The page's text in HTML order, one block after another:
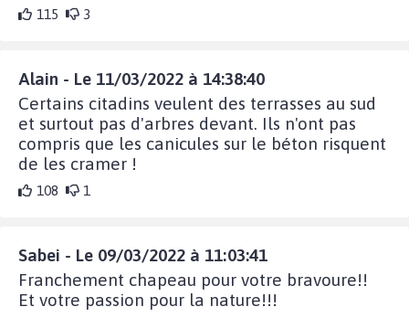
115 3
Alain - Le 11/03/2022 à 14:38:40
Certains citadins veulent des terrasses au sud
et surtout pas d'arbres devant. Ils n'ont pas
compris que les canicules sur le béton risquent
de les cramer !
108 1
Sabei - Le 09/03/2022 à 11:03:41
Franchement chapeau pour votre bravoure!!
Et votre passion pour la nature!!!